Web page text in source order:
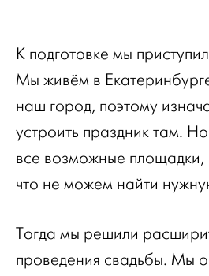
К подготовке мы
Мы живём в
наш город, поэтому
устроить праздник там.
все возможные площадки,
что не можем найти
Тогда мы решили
проведения свадьбы. Мы